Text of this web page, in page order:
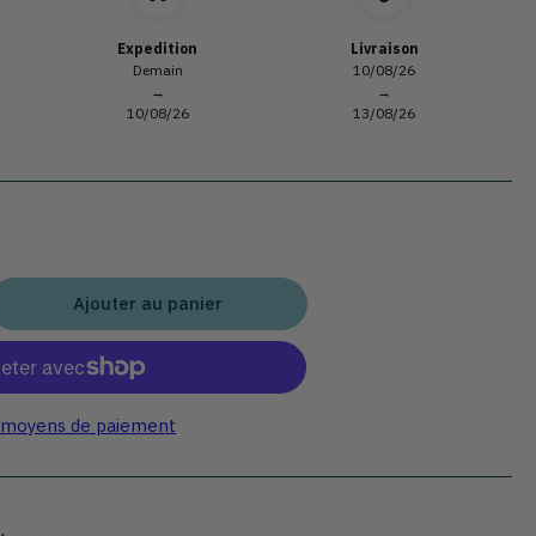
Expedition
Demain
→
10/08/26
Livraison
10/08/26
→
13/08/26
Ajouter au panier
de paiement